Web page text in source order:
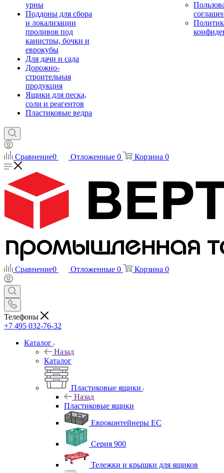
урны
Поддоны для сбора
и локализации
проливов под
канистры, бочки и
еврокубы
Для дачи и сада
Дорожно-
строительная
продукция
Ящики для песка,
соли и реагентов
Пластиковые ведра
Сравнение0 Отложенные 0 Корзина 0
Сравнение0 Отложенные 0 Корзина 0
Телефоны
+7 495 032-76-32
Каталог
Назад
Каталог
Пластиковые ящики
Назад
Пластиковые ящики
Евроконтейнеры ЕС
Серия 900
Тележки и крышки для ящиков